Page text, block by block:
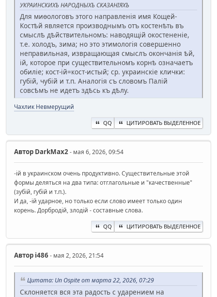
УКРАИНСКИХЪ НАРОДНЫХЪ СКАЗАНІЯХЪ
Для миѳологовъ этого направленія имя Кощей-
Костѣй является производнымъ отъ костенѣть въ
смыслѣ дѣйствительномъ: наводящій окостененіе,
т.е. холодъ, зима; но это этимологія совершенно
неправильная, извращающая смыслъ окончанія ѣй,
ій, которое при существительномъ корнѣ означаетъ
обиліе; кост-ій=кост-истый; ср. украинскіе клички:
губій, чубій и т.п. Аналогія съ словомъ Палій
совсѣмъ не идетъ здѣсь къ дѣлу.
Чахлик Невмерущий
QQ ЦИТИРОВАТЬ ВЫДЕЛЕННОЕ
Автор DarkMax2- мая 6, 2026, 09:54
-ій в украинском очень продуктивно. Существительные этой
формы деляться на два типа: отглагольные и "качественные"
(зубій, губій и т.п.).
И да, -ій ударное, но только если слово имеет только один
корень. Дорбродій, злодій - составные слова.
QQ ЦИТИРОВАТЬ ВЫДЕЛЕННОЕ
Автор i486- мая 2, 2026, 21:54
Цитата: Un Ospite от марта 22, 2026, 07:29
Склоняется вся эта радость с ударением на